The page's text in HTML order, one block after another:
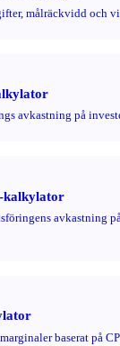
målräckvidd och
avkastning på
kalkylator
avkastning
baserat på